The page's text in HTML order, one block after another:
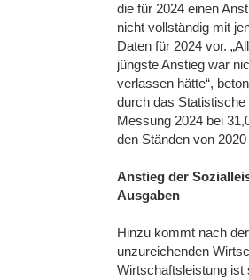
die für 2024 einen
nicht vollständig mit
Daten für 2024 vor.
jüngste Anstieg war
verlassen hätte“,
durch das Statistische
Messung 2024 bei
den Ständen von
Anstieg der
Ausgaben
Hinzu kommt nach
unzureichenden
Wirtschaftsleistung ist